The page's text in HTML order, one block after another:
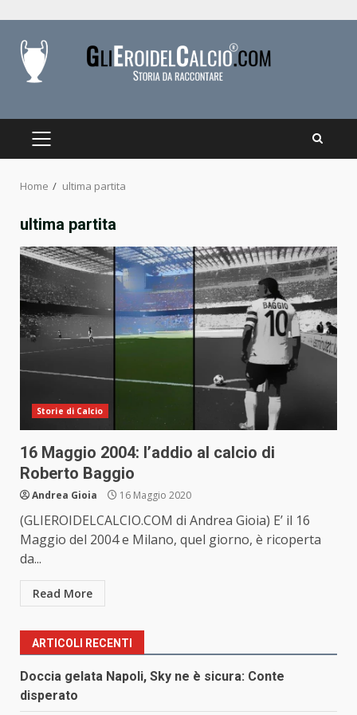
content
PRIMARY
Home ultima partita
ultima partita
Storie di Calcio
16 Maggio 2004: l’addio al calcio di
Roberto Baggio
Andrea Gioia 16 Maggio 2020
(GLIEROIDELCALCIO.COM di Andrea Gioia) E’ il 16
Maggio del 2004 e Milano, quel giorno, è ricoperta
da...
Read More
ARTICOLI RECENTI
Doccia gelata Napoli, Sky ne è sicura: Conte
disperato